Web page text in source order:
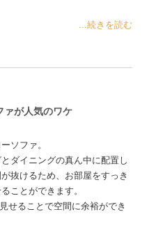
...続きを読む
ァが人気のワケ
ソファ。
とダイニングの真ん中に配置し
抜けるため、お部屋をすっき
ことができます。
せることで空間に余裕ができ